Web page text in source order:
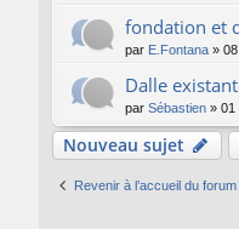
fondation et
par E.Fontana »
Dalle
par Sébastien » 01
Nouveau sujet
Revenir à l’accueil du forum